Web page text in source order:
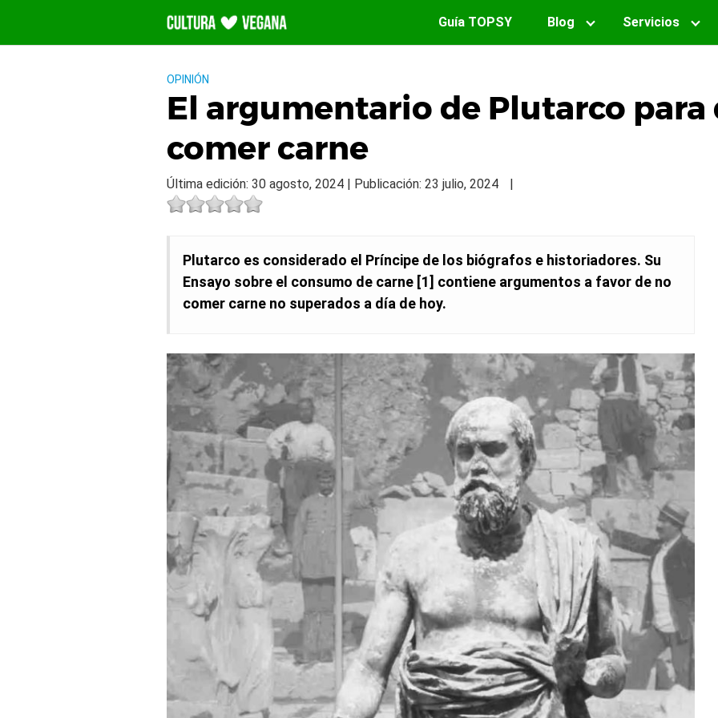
contenido
Guía TOPSY Blog Servicios
OPINIÓN
El argumentario de Plutarco para
comer carne
Última edición: 30 agosto, 2024 | Publicación: 23 julio, 2024 |
Plutarco es considerado el Príncipe de los biógrafos e historiadores. Su
Ensayo sobre el consumo de carne [1] contiene argumentos a favor de no
comer carne no superados a día de hoy.